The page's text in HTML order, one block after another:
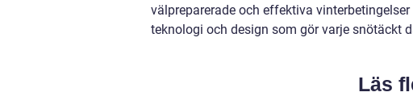
välpreparerade och effektiva
teknologi och design som gör varje snötäckt
Läs